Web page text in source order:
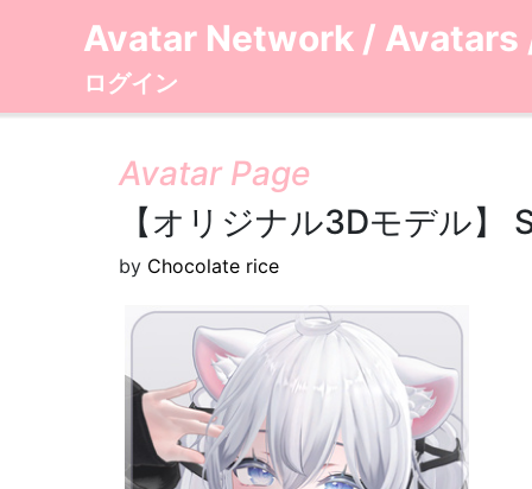
Avatar Network / Avatars
ログイン
Avatar Page
【オリジナル3Dモデル】
by Chocolate rice